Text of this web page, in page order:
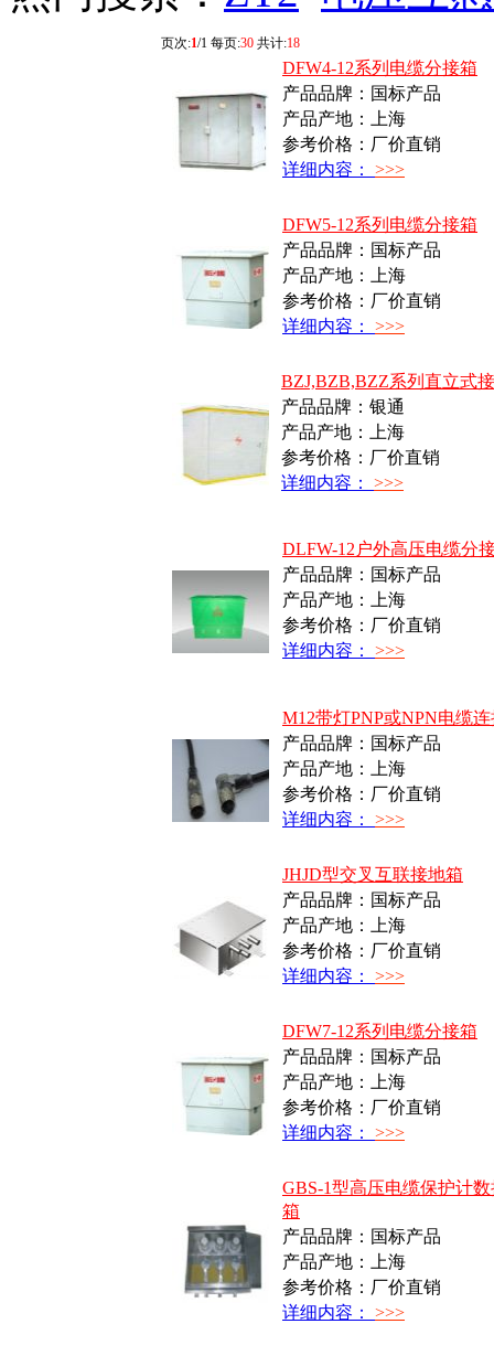
页次:1/1 每页:30 共计:18
DFW4-12系列电缆分接箱
产品品牌：国标产品
产品产地：上海
参考价格：厂价直销
详细内容： >>>
DFW5-12系列电缆分接箱
产品品牌：国标产品
产品产地：上海
参考价格：厂价直销
详细内容： >>>
BZJ,BZB,BZZ系列直立式
产品品牌：银通
产品产地：上海
参考价格：厂价直销
详细内容： >>>
DLFW-12户外高压电缆分
产品品牌：国标产品
产品产地：上海
参考价格：厂价直销
详细内容： >>>
M12带灯PNP或NPN电缆
产品品牌：国标产品
产品产地：上海
参考价格：厂价直销
详细内容： >>>
JHJD型交叉互联接地箱
产品品牌：国标产品
产品产地：上海
参考价格：厂价直销
详细内容： >>>
DFW7-12系列电缆分接箱
产品品牌：国标产品
产品产地：上海
参考价格：厂价直销
详细内容： >>>
GBS-1型高压电缆保护计
箱
产品品牌：国标产品
产品产地：上海
参考价格：厂价直销
详细内容： >>>